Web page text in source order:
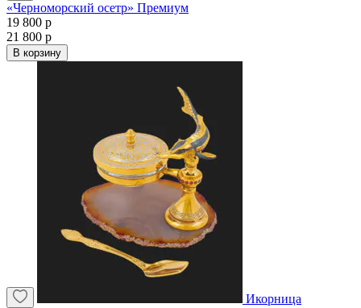
«Черноморский осетр» Премиум
19 800 р
21 800 р
В корзину
Икорница